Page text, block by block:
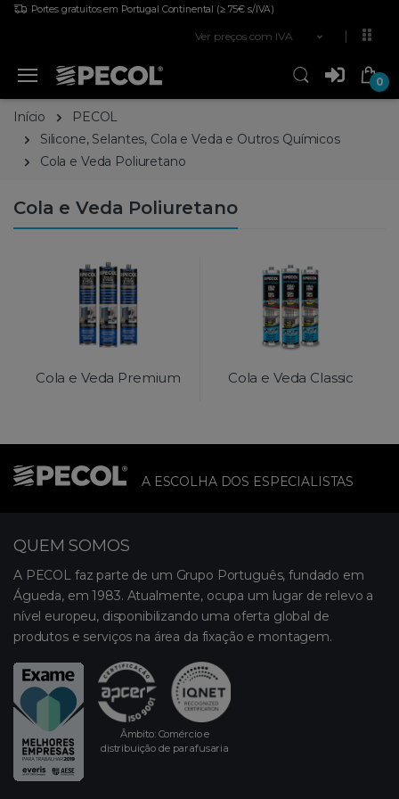
Portes gratuitos em Portugal Continental (≥ 75€ s/IVA)
Ver preços com IVA
0
Início
PECOL
Silicone, Selantes, Cola e Veda e Outros Químicos
Cola e Veda Poliuretano
Cola e Veda Poliuretano
Cola e Veda Premium Cola e Veda Classic
A ESCOLHA DOS ESPECIALISTAS
QUEM SOMOS
A PECOL faz parte de um Grupo Português, fundado em
Águeda, em 1983. Atualmente, ocupa um lugar de relevo a
nível europeu, disponibilizando uma oferta global de
produtos e serviços na área da fixação e montagem.
Âmbito: Comércio e
distribuição de parafusaria